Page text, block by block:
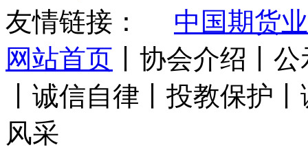
友情链接： 中国期货
网站首页 丨协会介绍丨
丨诚信自律丨投教保护
风采